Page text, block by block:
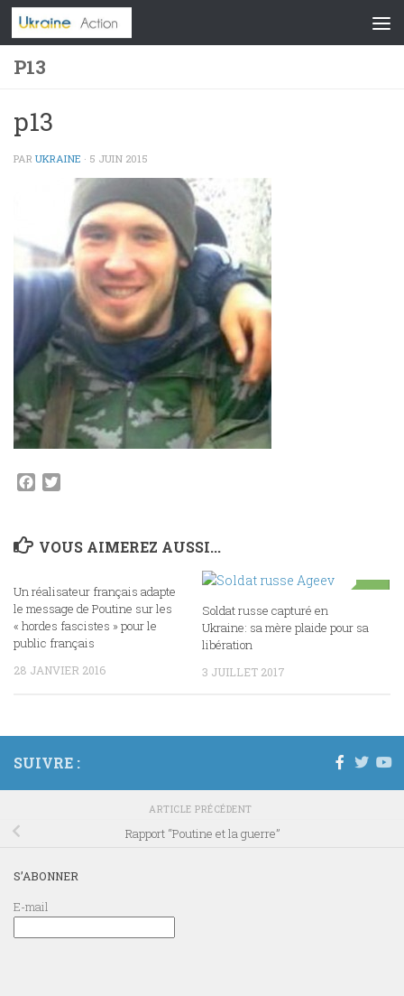
Skip to content
P13
p13
PAR UKRAINE · 5 JUIN 2015
Facebook
VOUS AIMEREZ AUSSI...
Un réalisateur français adapte
le message de Poutine sur les
« hordes fascistes » pour le
public français
28 JANVIER 2016
0
Soldat russe capturé en
Ukraine: sa mère plaide pour sa
libération
3 JUILLET 2017
SUIVRE :
ARTICLE PRÉCÉDENT
Rapport “Poutine et la guerre”
S’ABONNER
E-mail